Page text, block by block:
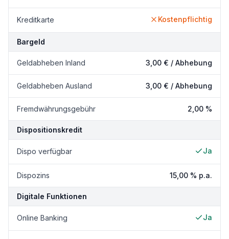
Kreditkarte Kostenpflichtig
Bargeld
Geldabheben Inland 3,00 € / Abhebung
Geldabheben Ausland 3,00 € / Abhebung
Fremdwährungsgebühr 2,00 %
Dispositionskredit
Dispo verfügbar Ja
Dispozins 15,00 % p.a.
Digitale Funktionen
Online Banking Ja